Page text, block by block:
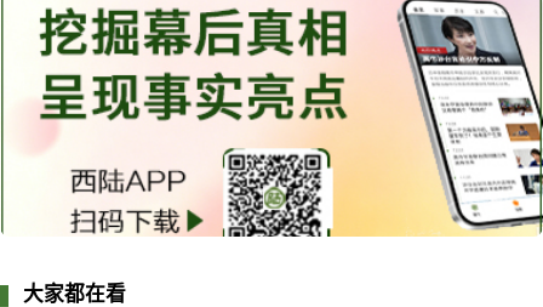
大家都在看